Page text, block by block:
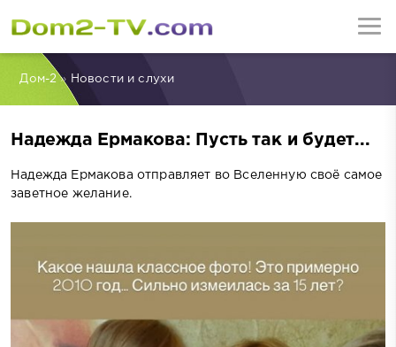
Дом-2» Новости и слухи
Надежда Ермакова: Пусть так и будет...
Надежда Ермакова отправляет во Вселенную своё самое
заветное желание.